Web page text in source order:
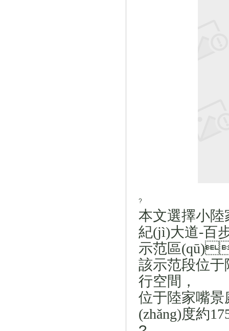
?
本文選擇小
紀(jì)大道-百
示范區
該示范段位于
行空間，
位于陸家嘴
(zhǎng)度約